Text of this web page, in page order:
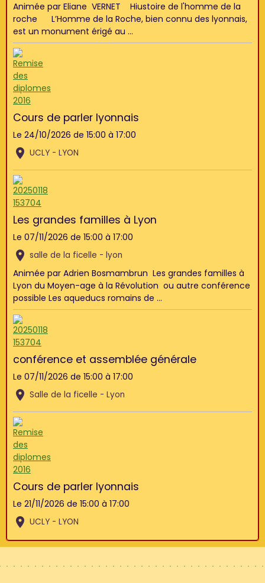
Animée par Eliane VERNET Hiustoire de l'homme de la
roche L’Homme de la Roche, bien connu des lyonnais,
est un monument érigé au ...
Cours de parler lyonnais
Le 24/10/2026 de 15:00 à 17:00
UCLY - LYON
Les grandes familles à Lyon
Le 07/11/2026 de 15:00 à 17:00
salle de la ficelle - lyon
Animée par Adrien Bosmambrun Les grandes familles à
Lyon du Moyen-age à la Révolution ou autre conférence
possible Les aqueducs romains de ...
conférence et assemblée générale
Le 07/11/2026 de 15:00 à 17:00
Salle de la ficelle - Lyon
Cours de parler lyonnais
Le 21/11/2026 de 15:00 à 17:00
UCLY - LYON